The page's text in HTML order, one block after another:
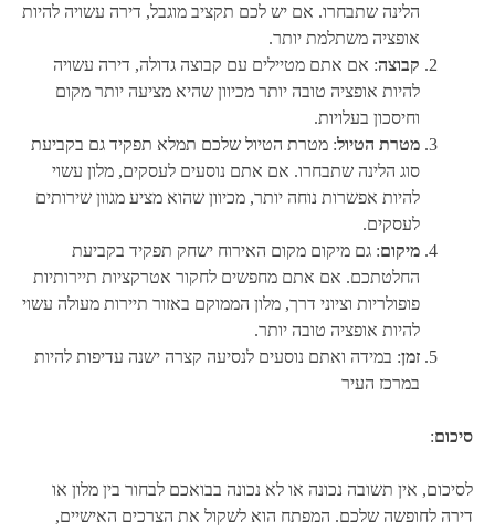
הלינה שתבחרו. אם יש לכם תקציב מוגבל, דירה עשויה להיות
אופציה משתלמת יותר.
קבוצה: אם אתם מטיילים עם קבוצה גדולה, דירה עשויה
להיות אופציה טובה יותר מכיוון שהיא מציעה יותר מקום
וחיסכון בעלויות.
מטרת הטיול: מטרת הטיול שלכם תמלא תפקיד גם בקביעת
סוג הלינה שתבחרו. אם אתם נוסעים לעסקים, מלון עשוי
להיות אפשרות נוחה יותר, מכיוון שהוא מציע מגוון שירותים
לעסקים.
מיקום: גם מיקום מקום האירוח ישחק תפקיד בקביעת
החלטתכם. אם אתם מחפשים לחקור אטרקציות תיירותיות
פופולריות וציוני דרך, מלון הממוקם באזור תיירות מעולה עשוי
להיות אופציה טובה יותר.
זמן: במידה ואתם נוסעים לנסיעה קצרה ישנה עדיפות להיות
במרכז העיר
סיכום:
לסיכום, אין תשובה נכונה או לא נכונה בבואכם לבחור בין מלון או
דירה לחופשה שלכם. המפתח הוא לשקול את הצרכים האישיים,